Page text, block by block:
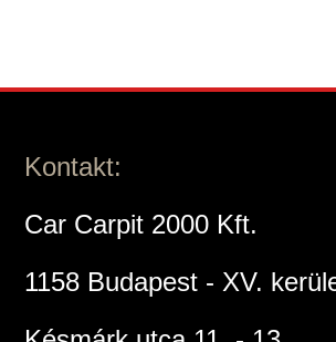
Kontakt:
Car Carpit 2000 Kft.
1158 Budapest - XV.